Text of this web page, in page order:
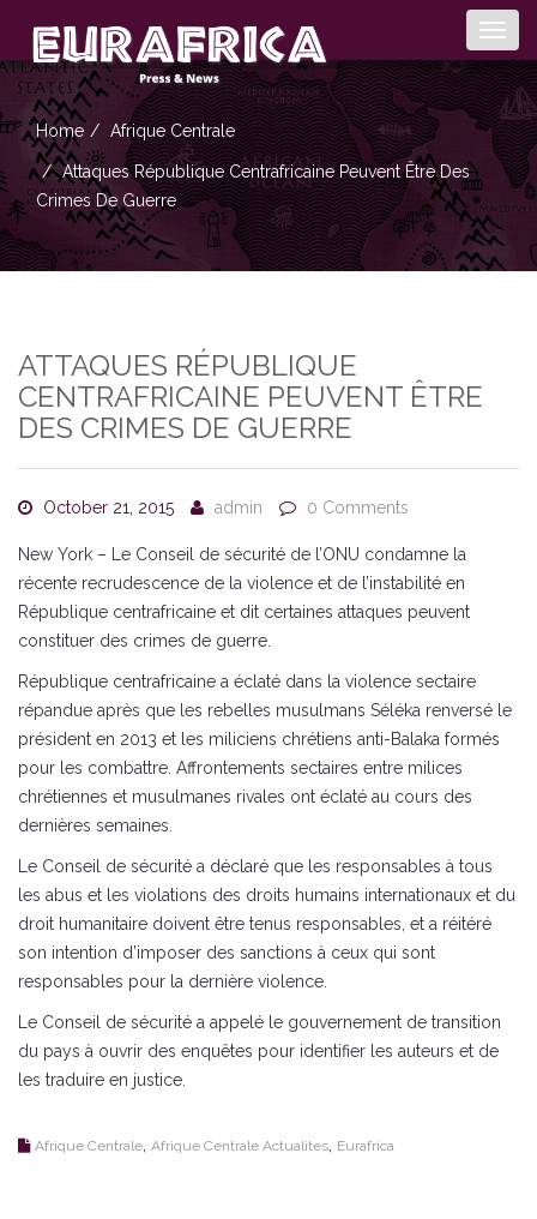
Home Afrique Centrale
Attaques République Centrafricaine Peuvent Être Des
Crimes De Guerre
ATTAQUES RÉPUBLIQUE
CENTRAFRICAINE PEUVENT ÊTRE
DES CRIMES DE GUERRE
October 21, 2015 admin 0 Comments
New York – Le Conseil de sécurité de l’ONU condamne la
récente recrudescence de la violence et de l’instabilité en
République centrafricaine et dit certaines attaques peuvent
constituer des crimes de guerre.
République centrafricaine a éclaté dans la violence sectaire
répandue après que les rebelles musulmans Séléka renversé le
président en 2013 et les miliciens chrétiens anti-Balaka formés
pour les combattre. Affrontements sectaires entre milices
chrétiennes et musulmanes rivales ont éclaté au cours des
dernières semaines.
Le Conseil de sécurité a déclaré que les responsables à tous
les abus et les violations des droits humains internationaux et du
droit humanitaire doivent être tenus responsables, et a réitéré
son intention d’imposer des sanctions à ceux qui sont
responsables pour la dernière violence.
Le Conseil de sécurité a appelé le gouvernement de transition
du pays à ouvrir des enquêtes pour identifier les auteurs et de
les traduire en justice.
Afrique Centrale Afrique Centrale Actualites Eurafrica